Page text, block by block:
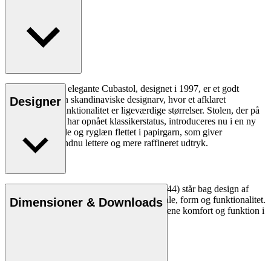
Morten Gøttlers elegante Cubastol, designet i 1997, er et godt
eksempel på den skandinaviske designarv, hvor et afklaret
formsprog og funktionalitet er ligeværdige størrelser. Stolen, der på
blot et par årtier har opnået klassikerstatus, introduceres nu i en ny
variant med sæde og ryglæn flettet i papirgarn, som giver
Cubastolen et endnu lettere og mere raffineret udtryk.
Designer
Den danske designer Morten Gøttler (f. 1944) står bag design af
møbler med en særlig forståelse for materiale, form og funktionalitet.
Gennem sin karriere har han formået at forene komfort og funktion i
Dimensioner & Downloads